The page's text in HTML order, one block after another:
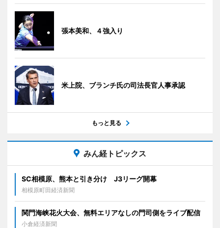
張本美和、４強入り
米上院、ブランチ氏の司法長官人事承認
もっと見る
みん経トピックス
SC相模原、熊本と引き分け J3リーグ開幕
相模原町田経済新聞
関門海峡花火大会、無料エリアなしの門司側をライブ配信
小倉経済新聞